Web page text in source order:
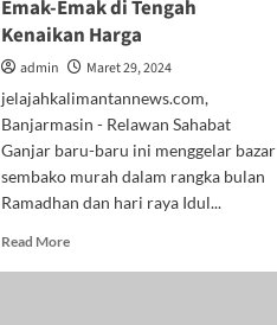
Emak-Emak di Tengah
Kenaikan Harga
admin
Maret 29, 2024
jelajahkalimantannews.com,
Banjarmasin - Relawan Sahabat
Ganjar baru-baru ini menggelar bazar
sembako murah dalam rangka bulan
Ramadhan dan hari raya Idul...
Read MoreRead